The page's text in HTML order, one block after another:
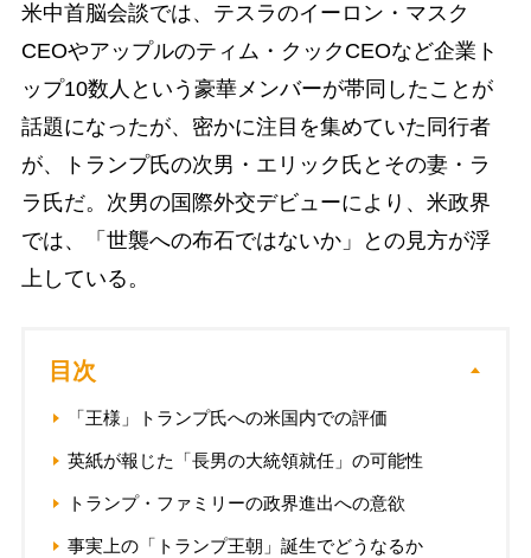
米中首脳会談では、テスラのイーロン・マスク
CEOやアップルのティム・クックCEOなど企業ト
ップ10数人という豪華メンバーが帯同したことが
話題になったが、密かに注目を集めていた同行者
が、トランプ氏の次男・エリック氏とその妻・ラ
ラ氏だ。次男の国際外交デビューにより、米政界
では、「世襲への布石ではないか」との見方が浮
上している。
目次
「王様」トランプ氏への米国内での評価
英紙が報じた「長男の大統領就任」の可能性
トランプ・ファミリーの政界進出への意欲
事実上の「トランプ王朝」誕生でどうなるか